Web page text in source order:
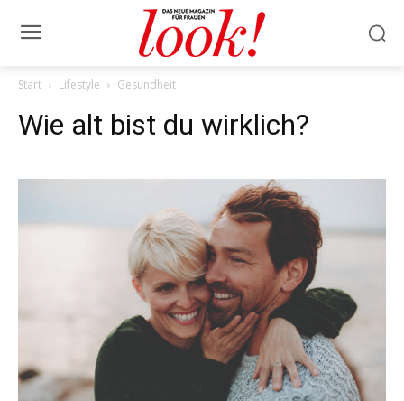
Start Lifestyle Gesundheit
Wie alt bist du wirklich?